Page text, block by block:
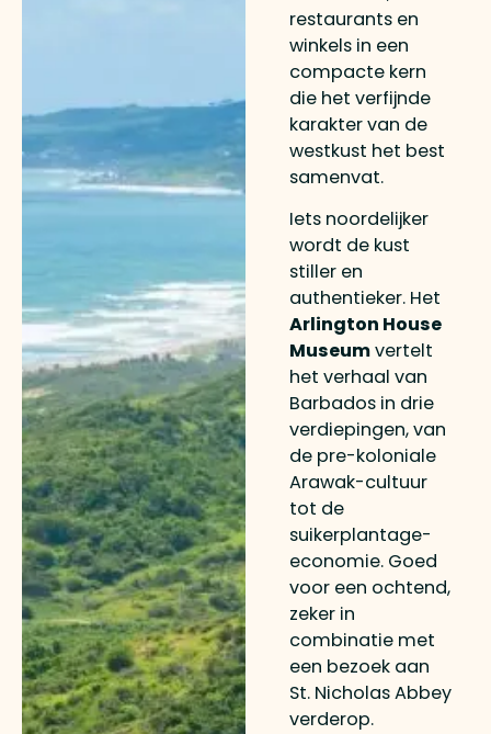
restaurants en
winkels in een
compacte kern
die het verfijnde
karakter van de
westkust het best
samenvat.
Iets noordelijker
wordt de kust
stiller en
authentieker. Het
Arlington House
Museumvertelt
het verhaal van
Barbados in drie
verdiepingen, van
de pre-koloniale
Arawak-cultuur
tot de
suikerplantage-
economie. Goed
voor een ochtend,
zeker in
combinatie met
een bezoek aan
St. Nicholas Abbey
verderop.